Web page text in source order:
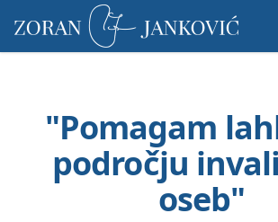
upoštevajte:
To
vključuje
dostopnosti.
"Pomagam
področju
oseb"